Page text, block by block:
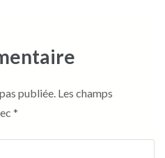
publiée. Les champs
*